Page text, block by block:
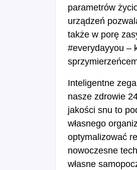
parametrów
urządzeń
także w porę
#everydayyou –
Inteligentne
nasze zdrowie
jakości snu to
własnego
optymalizować
nowoczesne
własne